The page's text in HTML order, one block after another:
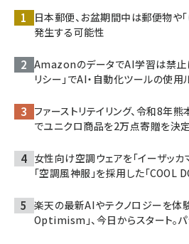
日本郵便、お盆期間中は郵便物や
発生する可能性
AmazonのデータでAI学習は禁止
リシー」でAI・自動化ツールの使
ファーストリテイリング、令和8年
でユニクロ商品を2万点寄贈を決
女性向け空調ウェアを「イーザッカ
「空調風神服」を採用した「COOL
楽天の最新AIやテクノロジーを体
Optimism」、今日からスタート。